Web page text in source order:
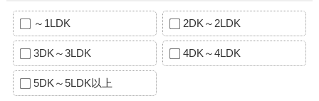
～1LDK 2DK～2LDK
3DK～3LDK 4DK～4LDK
5DK～5LDK以上